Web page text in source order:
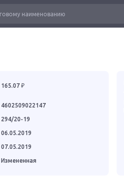
165.07 ₽
4602509022147
294/20-19
06.05.2019
07.05.2019
Измененная